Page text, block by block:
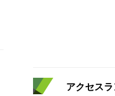
アクセス